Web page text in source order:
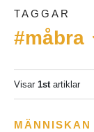
TAGGAR
#måbra
Visar 1startiklar
MÄNNISKAN